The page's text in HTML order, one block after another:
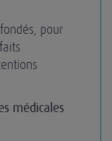
pour
médicales